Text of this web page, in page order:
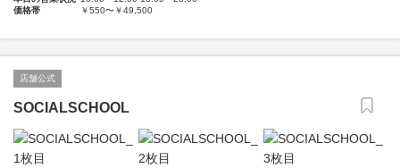
価格帯
￥550〜￥49,500
店舗公式
SOCIALSCHOOL